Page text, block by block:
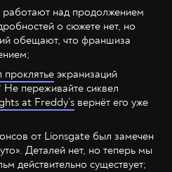
над продолжением
о сюжете нет, но
обещают, что франшиза
проклятье экранизаций
Не переживайте сиквел
at Freddy’s вернёт его уже
от Lionsgate был замечен
Деталей нет, но теперь мы
действительно существует;